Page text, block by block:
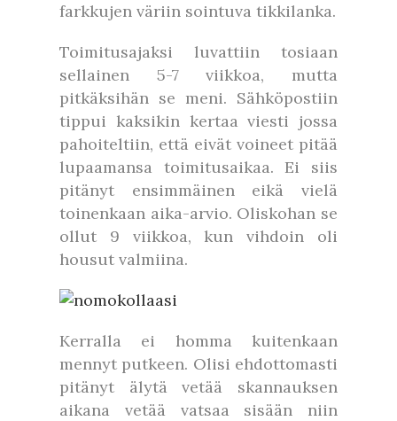
farkkujen väriin sointuva tikkilanka.
Toimitusajaksi luvattiin tosiaan
sellainen 5-7 viikkoa, mutta
pitkäksihän se meni. Sähköpostiin
tippui kaksikin kertaa viesti jossa
pahoiteltiin, että eivät voineet pitää
lupaamansa toimitusaikaa. Ei siis
pitänyt ensimmäinen eikä vielä
toinenkaan aika-arvio. Oliskohan se
ollut 9 viikkoa, kun vihdoin oli
housut valmiina.
Kerralla ei homma kuitenkaan
mennyt putkeen. Olisi ehdottomasti
pitänyt älytä vetää skannauksen
aikana vetää vatsaa sisään niin